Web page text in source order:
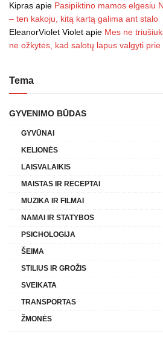
Kipras apie Pasipiktino mamos elgesiu
– ten kakoju, kitą kartą galima ant stalo
EleanorViolet Violet apie Mes ne
ne ožkytės, kad salotų lapus valgyti
Tema
GYVENIMO BŪDAS
GYVŪNAI
KELIONĖS
LAISVALAIKIS
MAISTAS IR RECEPTAI
MUZIKA IR FILMAI
NAMAI IR STATYBOS
PSICHOLOGIJA
ŠEIMA
STILIUS IR GROŽIS
SVEIKATA
TRANSPORTAS
ŽMONĖS